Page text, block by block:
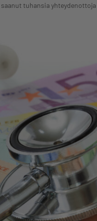
tuhansia yhteydenottoja